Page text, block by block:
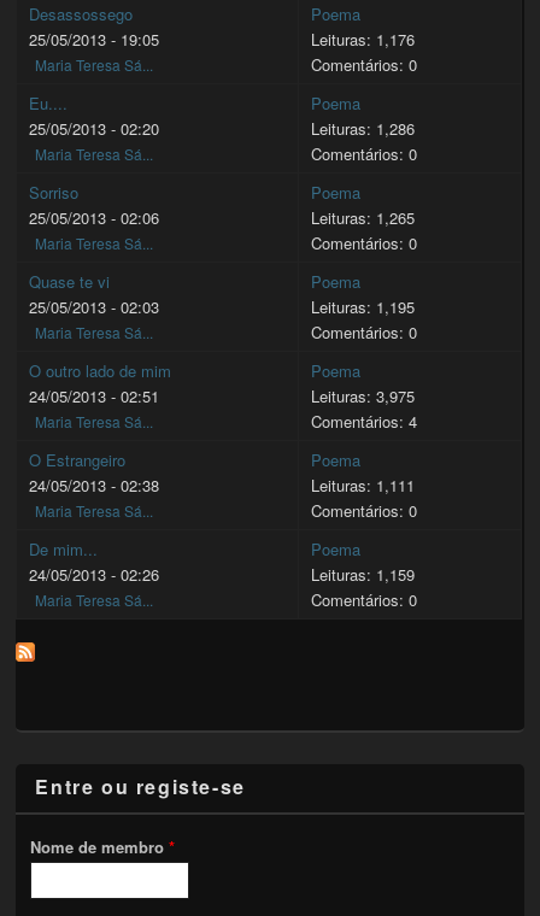
Desassossego
25/05/2013 - 19:05
Maria Teresa Sá...
Poema
Leituras: 1,176
Comentários: 0
Eu....
25/05/2013 - 02:20
Maria Teresa Sá...
Poema
Leituras: 1,286
Comentários: 0
Sorriso
25/05/2013 - 02:06
Maria Teresa Sá...
Poema
Leituras: 1,265
Comentários: 0
Quase te vi
25/05/2013 - 02:03
Maria Teresa Sá...
Poema
Leituras: 1,195
Comentários: 0
O outro lado de mim
24/05/2013 - 02:51
Maria Teresa Sá...
Poema
Leituras: 3,975
Comentários: 4
O Estrangeiro
24/05/2013 - 02:38
Maria Teresa Sá...
Poema
Leituras: 1,111
Comentários: 0
De mim...
24/05/2013 - 02:26
Maria Teresa Sá...
Poema
Leituras: 1,159
Comentários: 0
Entre ou registe-se
Nome de membro*